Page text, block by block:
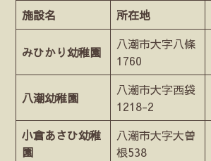
施設名
所在地
みひかり幼稚園
八潮市大字八條
1760
八潮幼稚園
八潮市大字西袋
1218-2
小倉あさひ幼稚
園
八潮市大字大曽
根538